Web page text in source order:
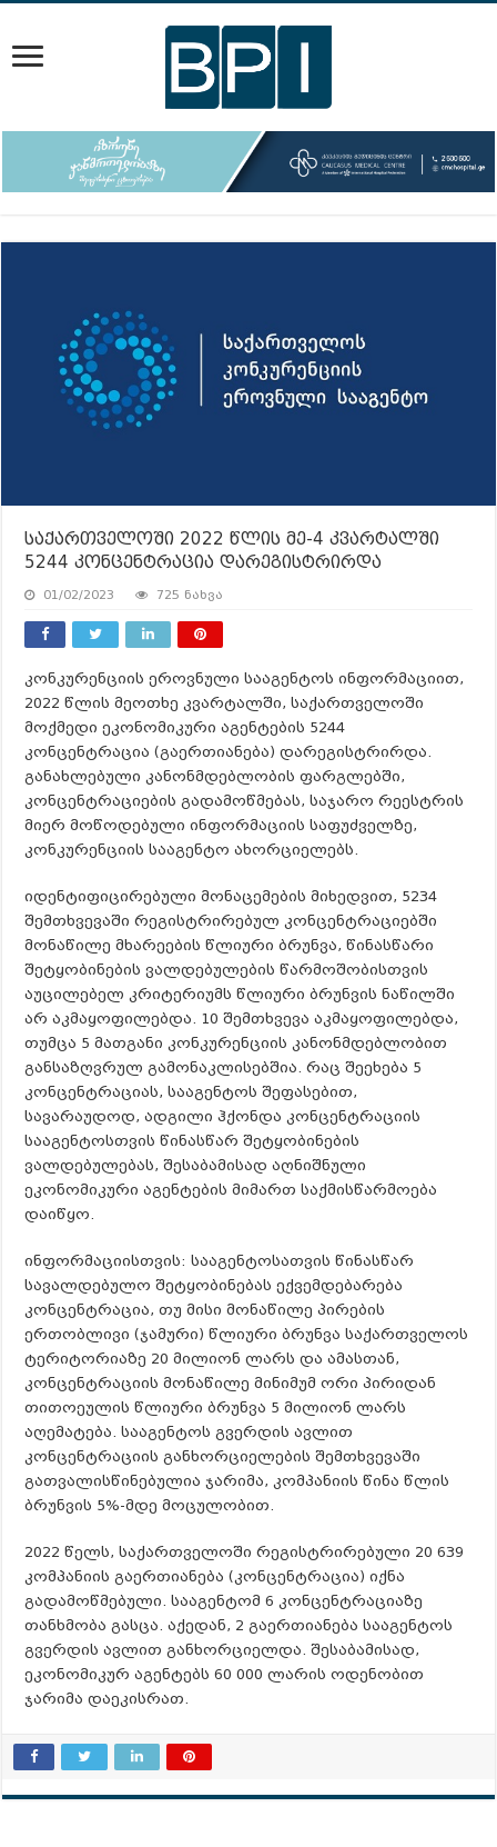
საქართველოში 2022 წლის მე-4 კვარტალში
5244 კონცენტრაცია დარეგისტრირდა
01/02/2023 725 ნახვა
კონკურენციის ეროვნული სააგენტოს ინფორმაციით,
2022 წლის მეოთხე კვარტალში, საქართველოში
მოქმედი ეკონომიკური აგენტების 5244
კონცენტრაცია (გაერთიანება) დარეგისტრირდა.
განახლებული კანონმდებლობის ფარგლებში,
კონცენტრაციების გადამოწმებას, საჯარო რეესტრის
მიერ მოწოდებული ინფორმაციის საფუძველზე,
კონკურენციის სააგენტო ახორციელებს.
იდენტიფიცირებული მონაცემების მიხედვით, 5234
შემთხვევაში რეგისტრირებულ კონცენტრაციებში
მონაწილე მხარეების წლიური ბრუნვა, წინასწარი
შეტყობინების ვალდებულების წარმოშობისთვის
აუცილებელ კრიტერიუმს წლიური ბრუნვის ნაწილში
არ აკმაყოფილებდა. 10 შემთხვევა აკმაყოფილებდა,
თუმცა 5 მათგანი კონკურენციის კანონმდებლობით
განსაზღვრულ გამონაკლისებშია. რაც შეეხება 5
კონცენტრაციას, სააგენტოს შეფასებით,
სავარაუდოდ, ადგილი ჰქონდა კონცენტრაციის
სააგენტოსთვის წინასწარ შეტყობინების
ვალდებულებას, შესაბამისად აღნიშნული
ეკონომიკური აგენტების მიმართ საქმისწარმოება
დაიწყო.
ინფორმაციისთვის: სააგენტოსათვის წინასწარ
სავალდებულო შეტყობინებას ექვემდებარება
კონცენტრაცია, თუ მისი მონაწილე პირების
ერთობლივი (ჯამური) წლიური ბრუნვა საქართველოს
ტერიტორიაზე 20 მილიონ ლარს და ამასთან,
კონცენტრაციის მონაწილე მინიმუმ ორი პირიდან
თითოეულის წლიური ბრუნვა 5 მილიონ ლარს
აღემატება. სააგენტოს გვერდის ავლით
კონცენტრაციის განხორციელების შემთხვევაში
გათვალისწინებულია ჯარიმა, კომპანიის წინა წლის
ბრუნვის 5%-მდე მოცულობით.
2022 წელს, საქართველოში რეგისტრირებული 20 639
კომპანიის გაერთიანება (კონცენტრაცია) იქნა
გადამოწმებული. სააგენტომ 6 კონცენტრაციაზე
თანხმობა გასცა. აქედან, 2 გაერთიანება სააგენტოს
გვერდის ავლით განხორციელდა. შესაბამისად,
ეკონომიკურ აგენტებს 60 000 ლარის ოდენობით
ჯარიმა დაეკისრათ.